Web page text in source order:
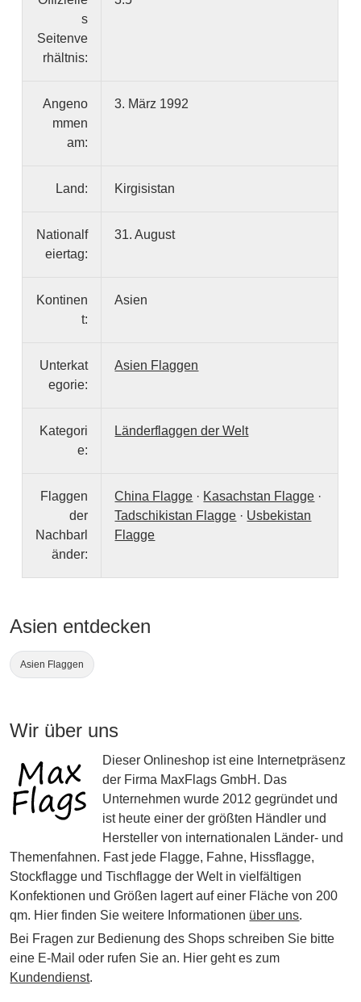
s
Seitenve
rhältnis:
Angeno
mmen
am:
3. März 1992
Land: Kirgisistan
Nationalf
eiertag:
31. August
Kontinen
t:
Asien
Unterkat
egorie:
Asien Flaggen
Kategori
e:
Länderflaggen der Welt
Flaggen
der
Nachbarl
änder:
China Flagge · Kasachstan Flagge ·
Tadschikistan Flagge · Usbekistan
Flagge
Asien entdecken
Asien Flaggen
Wir über uns
Dieser Onlineshop ist eine Internetpräsenz
der Firma MaxFlags GmbH. Das
Unternehmen wurde 2012 gegründet und
ist heute einer der größten Händler und
Hersteller von internationalen Länder- und
Themenfahnen. Fast jede Flagge, Fahne, Hissflagge,
Stockflagge und Tischflagge der Welt in vielfältigen
Konfektionen und Größen lagert auf einer Fläche von 200
qm. Hier finden Sie weitere Informationen über uns.
Bei Fragen zur Bedienung des Shops schreiben Sie bitte
eine E-Mail oder rufen Sie an. Hier geht es zum
Kundendienst.